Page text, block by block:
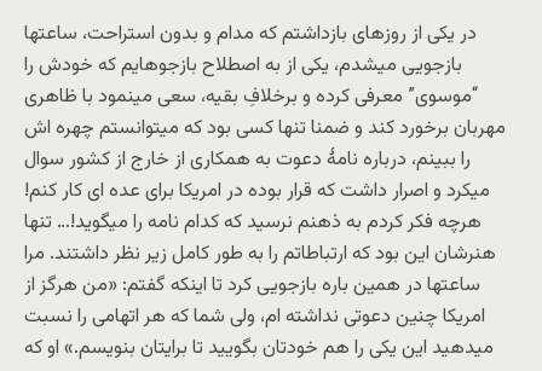
در یکی از روزهای بازداشتم که مدام و بدون استراحت، ساعتها
بازجویی میشدم، یکی از به اصطلاح بازجوهایم که خودش را
“موسوی” معرفی کرده و برخلافِ بقیه، سعی مینمود با ظاهری
مهربان برخورد کند و ضمنا تنها کسی بود که میتوانستم چهره اش
را ببینم، درباره نامۀ دعوت به همکاری از خارج از کشور سوال
میکرد و اصرار داشت که قرار بوده در امریکا برای عده ای کار کنم!
هرچه فکر کردم به ذهنم نرسید که کدام نامه را میگوید!… تنها
هنرشان این بود که ارتباطاتم را به طور کامل زیر نظر داشتند. مرا
ساعتها در همین باره بازجویی کرد تا اینکه گفتم: «من هرگز از
امریکا چنین دعوتی نداشته ام، ولی شما که هر اتهامی را نسبت
میدهید این یکی را هم خودتان بگویید تا برایتان بنویسم.» او که